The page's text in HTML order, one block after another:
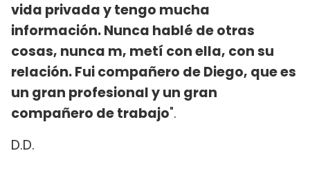
vida privada y tengo mucha
información. Nunca hablé de otras
cosas, nunca m, metí con ella, con su
relación. Fui compañero de Diego, que es
un gran profesional y un gran
compañero de trabajo".
D.D.